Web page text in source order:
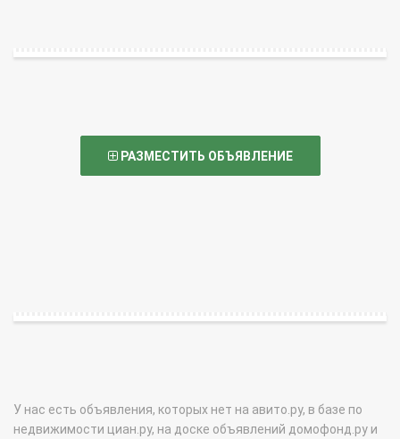
РАЗМЕСТИТЬ ОБЪЯВЛЕНИЕ
У нас есть объявления, которых нет на авито.ру, в базе по
недвижимости циан.ру, на доске объявлений домофонд.ру и